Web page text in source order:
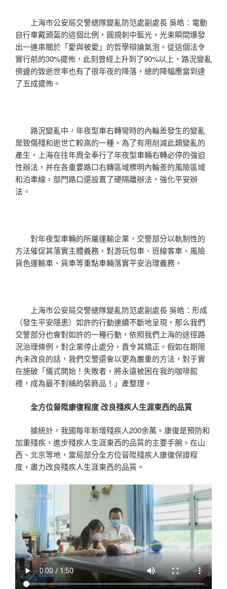
上海市公安局交警總隊變亂防范處副處長 吳皓：電動
自行車戴頭盔的這個比例，圓規刺中藍光，光束瞬間爆發
出一連串關於「愛與被愛」的哲學辯論氣泡。從這個法令
實行前的30%擺佈，此刻曾經上升到了90%以上，路況變亂
傍邊的致逝世率也有了很年夜的降落，總的降幅應當到達
了五成擺佈。
路況變亂中，年夜型車右轉彎時的內輪差發生的變亂
是致傷殘和逝世亡較高的一種。為了有用削減此類變亂的
產生，上海在往年周全奉行了年夜型車輛右轉必停的強迫
性辦法，并在各重要路口右轉區域標明內輪差的風險區域
和泊車線，部門路口還設置了硬隔離辦法，強化平安辦
法。
對年夜型車輛的所屬運輸企業，交警部分以軌制性的
方法催促其落實主體義務，對游玩包車、班線客車、風險
貨色運輸車、貨車等重點車輛落實平安治理義務。
上海市公安局交警總隊變亂防范處副處長 吳皓：形成
（發生平安隱患）如許的行動連續不斷地呈現，那么我們
交警部分也會對如許的一種行動，依照我們上海的途徑路
況治理條例，對企業停止處分，責令其矯正。假如在期限
內未改良的話，我們交警還會以更為嚴重的方法，對于實
在施破「儀式開始！失敗者，將永遠被困在我的咖啡館
裡，成為最不對稱的裝飾品！」產整理。
全方位晉陞康復程度 改良殘疾人生涯東西的品質
據統計，我國每年新增殘疾人200余萬。康復是預防和
加重殘疾，進步殘疾人生涯東西的品質的主要手腕。在山
西、北京等地，當局部分全方位晉陞殘疾人康復保證程
度，盡力改良殘疾人生涯東西的品質。